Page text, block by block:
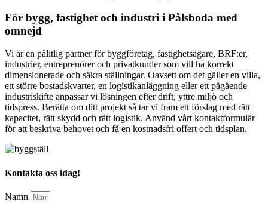
För bygg, fastighet och industri i Pålsboda med
omnejd
Vi är en pålitlig partner för byggföretag, fastighetsägare, BRF:er,
industrier, entreprenörer och privatkunder som vill ha korrekt
dimensionerade och säkra ställningar. Oavsett om det gäller en villa,
ett större bostadskvarter, en logistikanläggning eller ett pågående
industriskifte anpassar vi lösningen efter drift, yttre miljö och
tidspress. Berätta om ditt projekt så tar vi fram ett förslag med rätt
kapacitet, rätt skydd och rätt logistik. Använd vårt kontaktformulär
för att beskriva behovet och få en kostnadsfri offert och tidsplan.
Kontakta oss idag!
Namn